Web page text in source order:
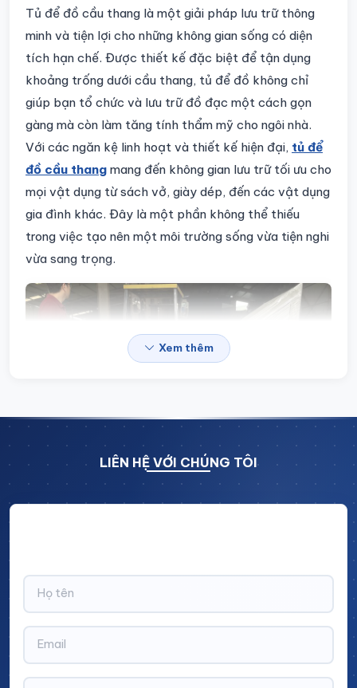
Chi tiết sản phẩm
Tủ để đồ cầu thang là một giải pháp lưu trữ thông
minh và tiện lợi cho những không gian sống có diện
tích hạn chế. Được thiết kế đặc biệt để tận dụng
khoảng trống dưới cầu thang, tủ để đồ không chỉ
giúp bạn tổ chức và lưu trữ đồ đạc một cách gọn
gàng mà còn làm tăng tính thẩm mỹ cho ngôi nhà.
Với các ngăn kệ linh hoạt và thiết kế hiện đại, tủ để
đồ cầu thang mang đến không gian lưu trữ tối ưu cho
mọi vật dụng từ sách vở, giày dép, đến các vật dụng
gia đình khác. Đây là một phần không thể thiếu
trong việc tạo nên một môi trường sống vừa tiện nghi
vừa sang trọng.
Thông tin chi tiết về sản phẩm:
Đơn vị sản xuất:Cinvico Việt Nam
Xem thêm
LIÊN HỆ VỚI CHÚNG TÔI